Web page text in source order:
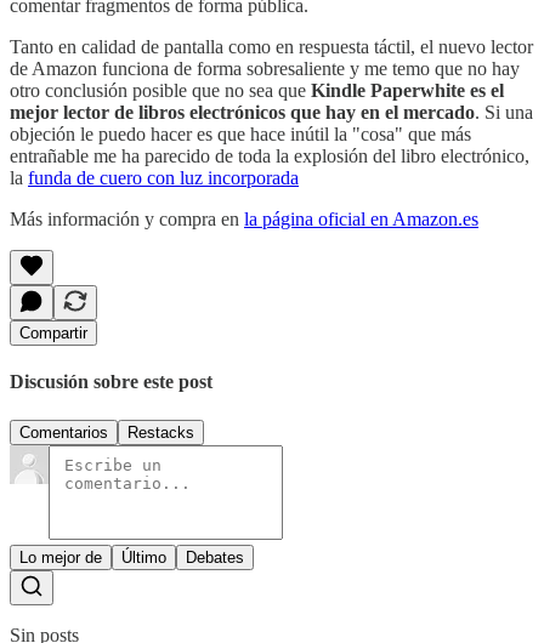
comentar fragmentos de forma pública.
Tanto en calidad de pantalla como en respuesta táctil, el nuevo lector
de Amazon funciona de forma sobresaliente y me temo que no hay
otro conclusión posible que no sea que Kindle Paperwhite es el
mejor lector de libros electrónicos que hay en el mercado. Si una
objeción le puedo hacer es que hace inútil la "cosa" que más
entrañable me ha parecido de toda la explosión del libro electrónico,
la funda de cuero con luz incorporada
Más información y compra en la página oficial en Amazon.es
Compartir
Discusión sobre este post
Comentarios Restacks
Lo mejor de Último Debates
Sin posts